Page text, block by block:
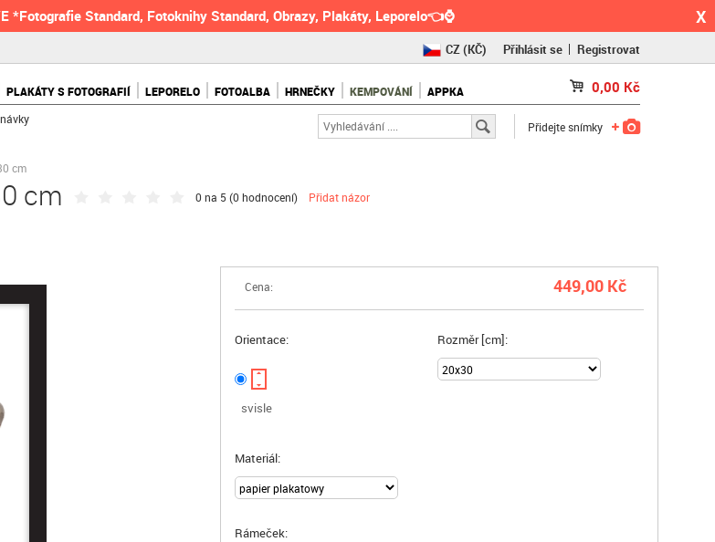
*Fotografie Standard, Fotoknihy Standard, Obrazy, Plakáty, Leporelo👈⌚ X
CZ(KČ)
RO(RON)
Přihlásit se Registrovat
PLAKÁTY S FOTOGRAFIÍ LEPORELO FOTOALBA HRNEČKY KEMPOVÁNÍ APPKA 0,00 Kč
Přidejte snímky
cm
cm 0 na 5 (0 hodnocení) Přidat názor
Cena: 449,00 Kč
Orientace:
svisle
Rozměr [cm]:
Materiál:
Rámeček: